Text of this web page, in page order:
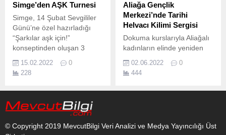
Simge’den AŞK Turnesi
Simge, 14 Şubat Sevgililer
Günü’ne özel hazırladığı
“Şarkılar aşk için!”
konseptinden oluşan 3
gecelik turnesini Türkiye’nin
en büyük ve yaygın konser
mekanları ağı Jolly
15.02.2022
0
228
Aliağa Gençlik
Merkezi’nde Tarihi
Helvacı Kilimi Sergisi
Dokuma kurslarıyla Aliağalı
kadınların elinde yeniden
hayat bulan Tarihi Helvacı
Kilimi, Aliağa Gençlik
Merkezi’nde açılan sergiyle
02.06.2022
0
444
© Copyright 2019 MevcutBilgi Veri Analizi ve Medya Yayıncılığı Üst